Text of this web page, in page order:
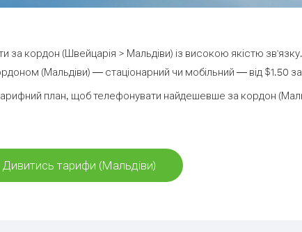
за кордон (Швейцарія > Мальдіви) із високою якістю зв'язку.
(Мальдіви) — стаціонарний чи мобільний — від $1.50
план, щоб телефонувати найдешевше за кордон
Дивитись тарифи (Мальдіви)